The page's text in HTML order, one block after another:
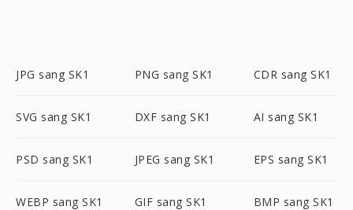
JPG sang SK1 PNG sang SK1 CDR sang SK1
SVG sang SK1 DXF sang SK1 AI sang SK1
PSD sang SK1 JPEG sang SK1 EPS sang SK1
WEBP sang SK1 GIF sang SK1 BMP sang SK1